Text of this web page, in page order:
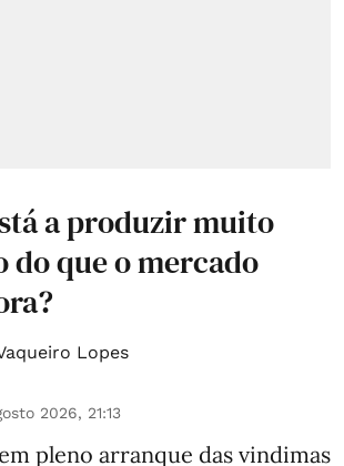
a produzir muito
do que o mercado
Lopes
2026, 21:13
pleno arranque das vindimas